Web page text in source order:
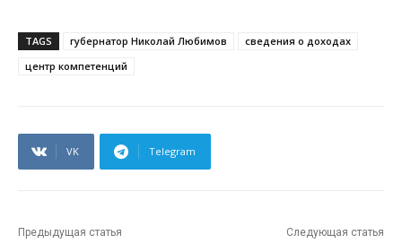
TAGS губернатор Николай Любимов
сведения о доходах
центр компетенций
VK Telegram
Предыдущая статья Следующая статья